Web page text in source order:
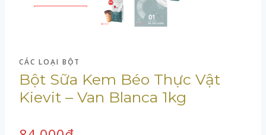
CÁC LOẠI BỘT
Bột Sữa Kem Béo Thực Vật
Kievit – Van Blanca 1kg